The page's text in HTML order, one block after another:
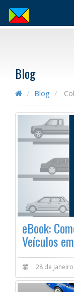
Blog
Blog
eBook:
Veículos
28 de